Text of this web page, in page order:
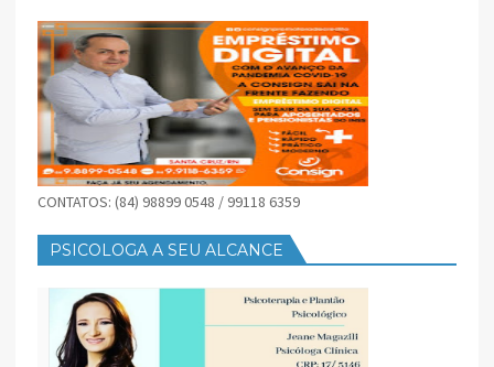
CONTATOS: (84) 98899 0548 / 99118 6359
PSICOLOGA A SEU ALCANCE